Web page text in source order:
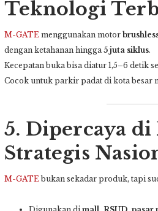
Teknologi
M-GATE menggunakan motor
dengan ketahanan hingga5 juta siklus.
Kecepatan buka bisa diatur 1,5–6 detik
Cocok untuk parkir padat di kota besar
5. Dipercaya di
Strategis
M-GATE bukan sekadar produk, tapi